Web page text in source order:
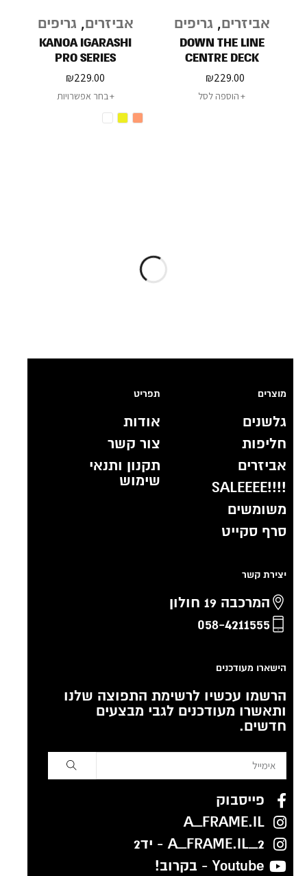
אביזרים, גריפים
DOWN THE LINE
CENTRE DECK
₪229.00
הוספה לסל
אביזרים, גריפים
KANOA IGARASHI
PRO SERIES
₪229.00
בחר אפשרויות
מוצרים
גלשנים
חליפות
אביזרים
!!!!SALEEEE
משומשים
סרף סקייט
תפריט
אודות
צור קשר
תקנון ותנאי
שימוש
יצירת קשר
המרכבה 19 חולון
058-4211555
הישארו מעודכנים
הרשמו עכשיו לרשימת התפוצה שלנו
ותאשרו מעודכנים לגבי מבצעים
חדשים.
פייסבוק
A_FRAME.IL
A_FRAME.IL_2 - יד2
Youtube - בקרוב!